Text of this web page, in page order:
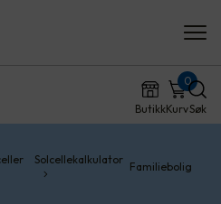
ButikkKurv
0
Søk
Solcellekalkulator
Familiebolig